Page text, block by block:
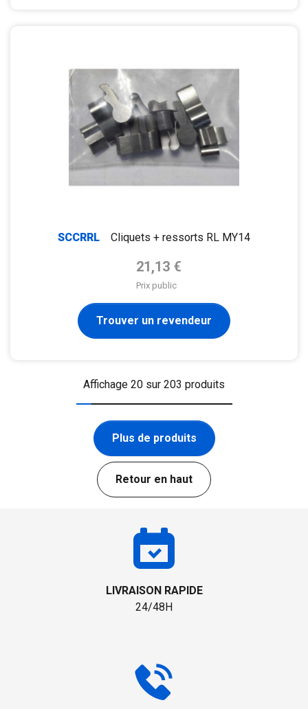
SCCRRL
Cliquets + ressorts RL MY14
Prix de base
21,13 €
Prix public
Trouver un revendeur
Affichage 20 sur 203 produits
Plus de produits
Retour en haut
LIVRAISON RAPIDE
24/48H